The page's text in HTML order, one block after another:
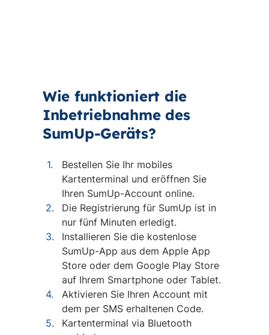
Wie funktioniert die
Inbetriebnahme des
SumUp-Geräts?
Bestellen Sie Ihr mobiles
Kartenterminal und eröffnen Sie
Ihren SumUp-Account online.
Die Registrierung für SumUp ist in
nur fünf Minuten erledigt.
Installieren Sie die kostenlose
SumUp-App aus dem Apple App
Store oder dem Google Play Store
auf Ihrem Smartphone oder Tablet.
Aktivieren Sie Ihren Account mit
dem per SMS erhaltenen Code.
Kartenterminal via Bluetooth